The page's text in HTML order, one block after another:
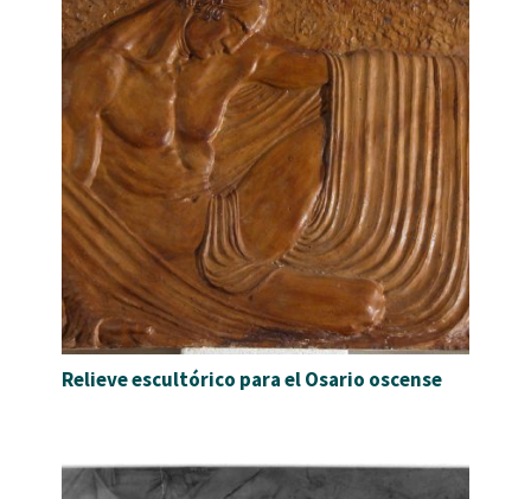
Relieve escultórico para el Osario oscense